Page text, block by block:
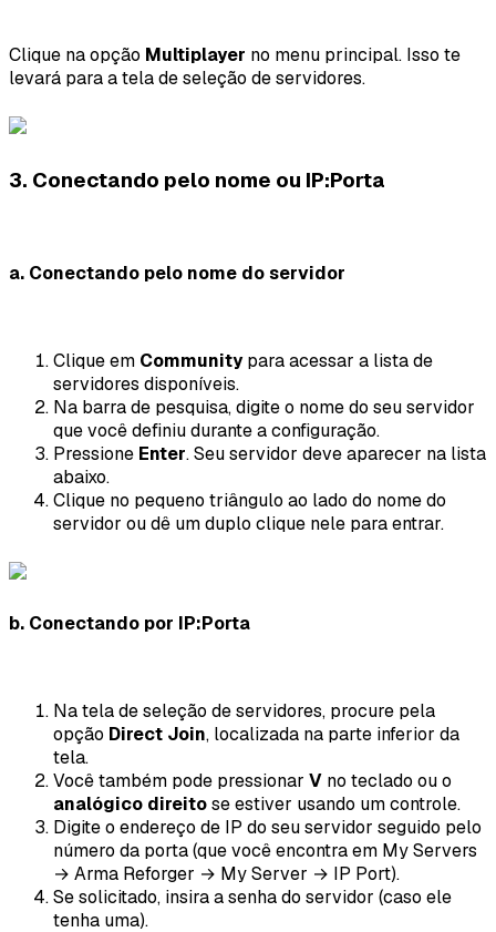
Clique na opção Multiplayer no menu principal. Isso te
levará para a tela de seleção de servidores.
3. Conectando pelo nome ou IP:Porta
a. Conectando pelo nome do servidor
Clique em Communitypara acessar a lista de
servidores disponíveis.
Na barra de pesquisa, digite o nome do seu servidor
que você definiu durante a configuração.
Pressione Enter. Seu servidor deve aparecer na lista
abaixo.
Clique no pequeno triângulo ao lado do nome do
servidor ou dê um duplo clique nele para entrar.
b. Conectando por IP:Porta
Na tela de seleção de servidores, procure pela
opção Direct Join, localizada na parte inferior da
tela.
Você também pode pressionar V no teclado ou o
analógico direitose estiver usando um controle.
Digite o endereço de IP do seu servidor seguido pelo
número da porta (que você encontra em My Servers
→ Arma Reforger → My Server → IP Port).
Se solicitado, insira a senha do servidor (caso ele
tenha uma).